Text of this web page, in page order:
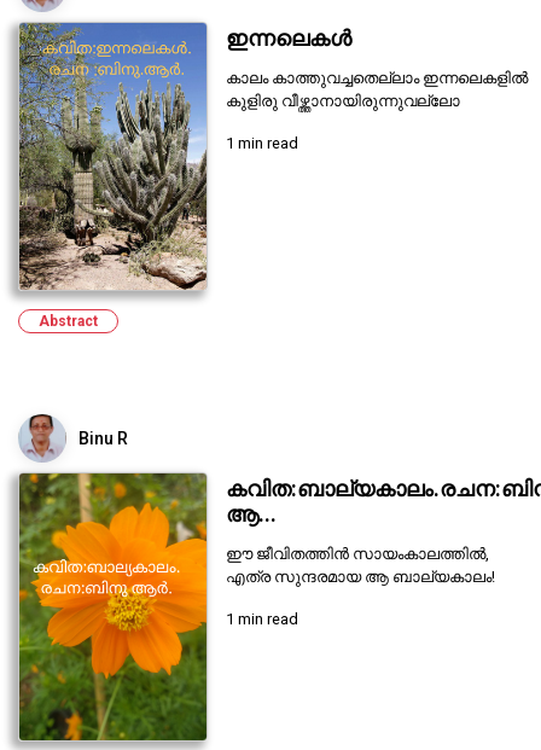
ഇന്നലെകൾ
കാലം കാത്തുവച്ചതെല്ലാം ഇന്നലെകളിൽ
കുളിരു വീഴ്ത്താനായിരുന്നുവല്ലോ
1 min read
Abstract
Binu R
ആ...
ഈ ജീവിതത്തിൻ സായംകാലത്തിൽ,
എത്ര സുന്ദരമായ ആ ബാല്യകാലം!
1 min read